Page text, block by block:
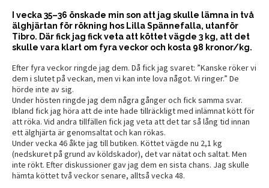
I vecka 35–36 önskade min son att jag skulle lämna in två
älghjärtan för rökning hos Lilla Spännefalla, utanför
Tibro. Där fick jag fick veta att köttet vägde 3 kg, att det
skulle vara klart om fyra veckor och kosta 98 kronor/kg.
Efter fyra veckor ringde jag dem. Då fick jag svaret: ”Kanske röker vi
dem i slutet på veckan, men vi kan inte lova något. Vi ringer.” De
hörde inte av sig.
Under hösten ringde jag dem några gånger och fick samma svar.
Ibland fick jag höra att de inte hade tillräckligt med inlämnat kött för
att röka. Vid andra tillfällen fick jag veta att det tar så lång tid innan
ett älghjärta är genomsaltat och kan rökas.
Under vecka 46 åkte jag till butiken. Köttet vägde nu 2,1 kg
(nedskuret på grund av köldskador), det var nätat och saltat. Men
inte rökt. Efter diskussioner gav jag dem en sista chans. Jag skulle
hämta köttet två veckor senare, alltså vecka 48.